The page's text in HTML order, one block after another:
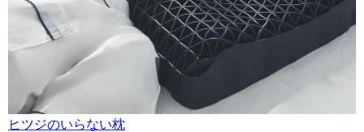
ヒツジのいらない枕